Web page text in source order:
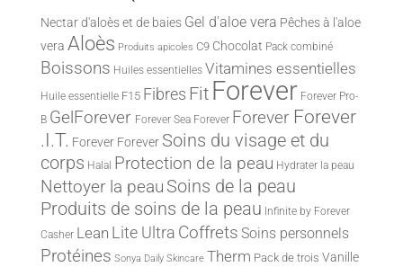
Nectar d'aloès et de baies Gel d'aloe vera Pêches à l'aloe
vera Aloès Produits apicoles C9 Chocolat Pack combiné
Boissons Huiles essentielles Vitamines essentielles
Huile essentielle F15 Fibres Fit Forever Forever Pro-
B GelForever Forever Sea Forever Forever Forever
.I.T. Forever Forever Soins du visage et du
corps Halal Protection de la peau Hydrater la peau
Nettoyer la peau Soins de la peau
Produits de soins de la peau Infinite by Forever
Casher Lean Lite Ultra Coffrets Soins personnels
Protéines Sonya Daily Skincare Therm Pack de trois Vanille